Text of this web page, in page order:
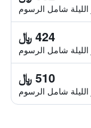
شامل الرسوم
424 ﷼
شامل الرسوم
510 ﷼
شامل الرسوم